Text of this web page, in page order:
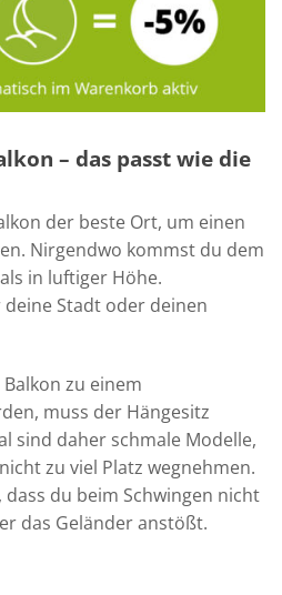
– das passt wie die
der beste Ort, um einen
Nirgendwo kommst du dem
in luftiger Höhe.
Stadt oder deinen
zu einem
muss der Hängesitz
sind daher schmale Modelle,
zu viel Platz wegnehmen.
du beim Schwingen nicht
das Geländer anstößt.